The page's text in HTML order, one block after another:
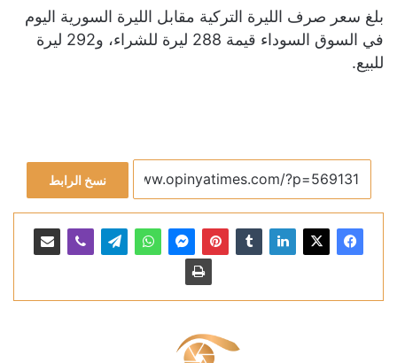
بلغ سعر صرف الليرة التركية مقابل الليرة السورية اليوم
في السوق السوداء قيمة 288 ليرة للشراء، و292 ليرة
للبيع.
نسخ الرابط